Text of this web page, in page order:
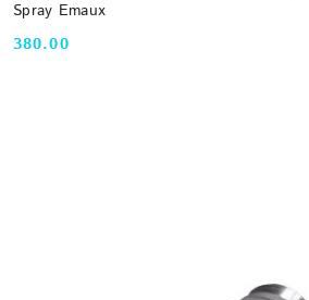
Spray Emaux
Cena:
380.00